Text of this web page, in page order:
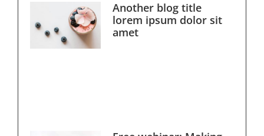
Another blog title
lorem ipsum dolor sit
amet